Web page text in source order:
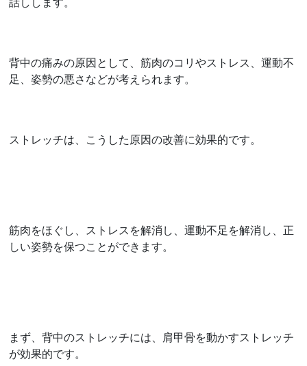
背中の痛みの原因として、筋肉のコリやストレス、運動不
足、姿勢の悪さなどが考えられます。
ストレッチは、こうした原因の改善に効果的です。
筋肉をほぐし、ストレスを解消し、運動不足を解消し、正
しい姿勢を保つことができます。
まず、背中のストレッチには、肩甲骨を動かすストレッチ
が効果的です。